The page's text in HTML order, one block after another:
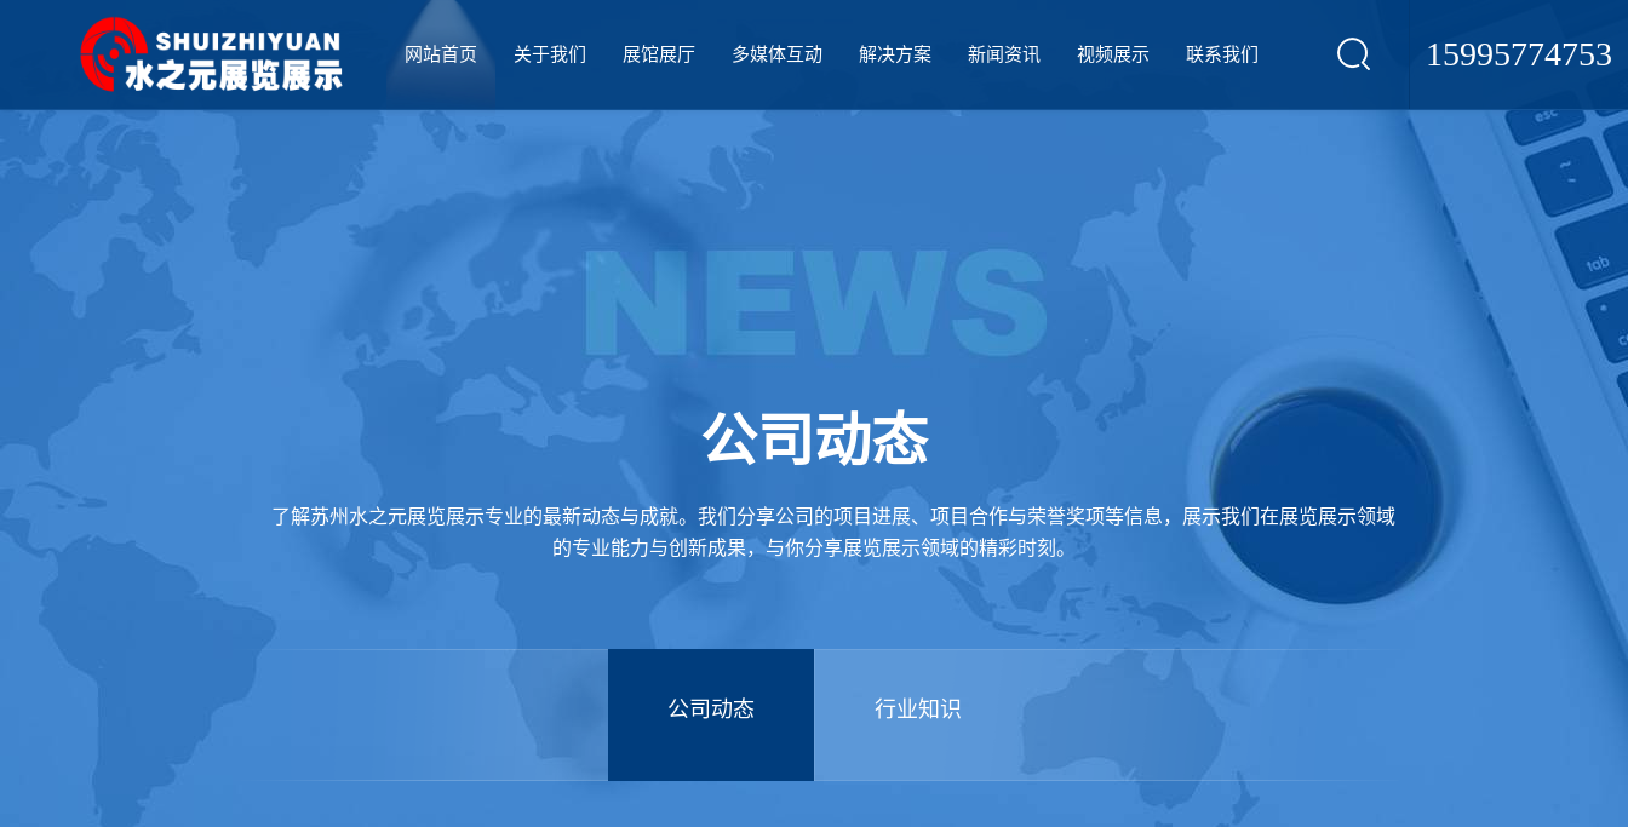
15995774753
网站首页 关于我们 展馆展厅 多媒体互动 解决方案 新闻资讯 视频展示 联系我们
公司动态
了解苏州水之元展览展示专业的最新动态与成就。我们分享公司的项目进展、项目合作与荣誉奖项等信息，展示我们在展览展示领域
的专业能力与创新成果，与你分享展览展示领域的精彩时刻。
公司动态 行业知识